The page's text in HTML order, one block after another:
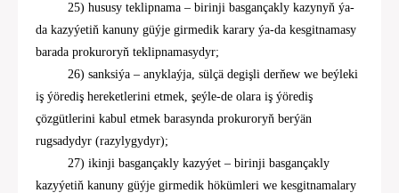
25) hususy teklipnama – birinji basgançakly kazynyň ýa-
da kazyýetiň kanuny güýje girmedik karary ýa-da kesgitnamasy
barada prokuroryň teklipnamasydyr;
26) sanksiýa – anyklaýja, sülçä degişli derňew we beýleki
iş ýörediş hereketlerini etmek, şeýle-de olara iş ýörediş
çözgütlerini kabul etmek barasynda prokuroryň berýän
rugsadydyr (razylygydyr);
27) ikinji basgançakly kazyýet – birinji basgançakly
kazyýetiň kanuny güýje girmedik hökümleri we kesgitnamalary